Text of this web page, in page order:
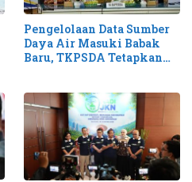
Pengelolaan Data Sumber
Daya Air Masuki Babak
Baru, TKPSDA Tetapkan